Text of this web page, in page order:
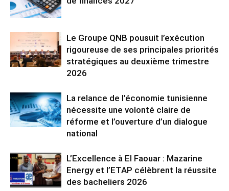
Le Groupe QNB pousuit l’exécution
rigoureuse de ses principales priorités
stratégiques au deuxième trimestre
2026
La relance de l’économie tunisienne
nécessite une volonté claire de
réforme et l’ouverture d’un dialogue
national
L’Excellence à El Faouar : Mazarine
Energy et l’ETAP célèbrent la réussite
des bacheliers 2026